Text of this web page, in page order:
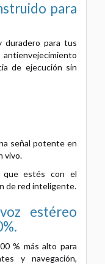
para
para tus
antienvejecimiento
de ejecución sin
señal potente en
vivo.
que estés con el
de red inteligente.
estéreo
% más alto para
y navegación,